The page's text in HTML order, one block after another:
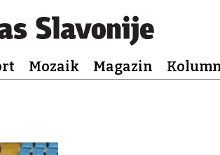
Mozaik Magazin